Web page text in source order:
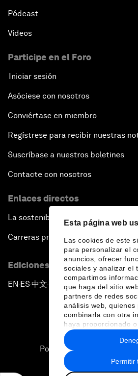
Esta página web
Las cookies de este
para personalizar el
anuncios, ofrecer
sociales y analizar el
compartimos
que haga del sitio
partners de redes
análisis web, quienes
combinarla con otra
haya proporcionado
recopilado a partir del
hecho de sus
Permitir
Pódcast
Vídeos
Participe en el Foro
Iniciar sesión
Asóciese con nosotros
Conviértase en miembro
Regístrese para recibir nuestras
Suscríbase a nuestros boletines
Contacte con nosotros
Enlaces directos
La sostenibilidad en el Foro
Carreras profesionales
Ediciones en otros idiomas
EN ▪ES▪中文▪ 日本語
Política de privacidad y
Sitemap